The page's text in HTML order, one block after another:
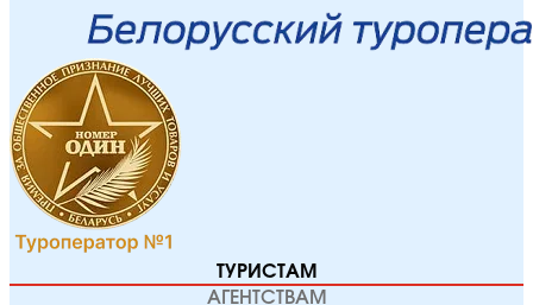
ТУРИСТАМ
АГЕНТСТВАМ